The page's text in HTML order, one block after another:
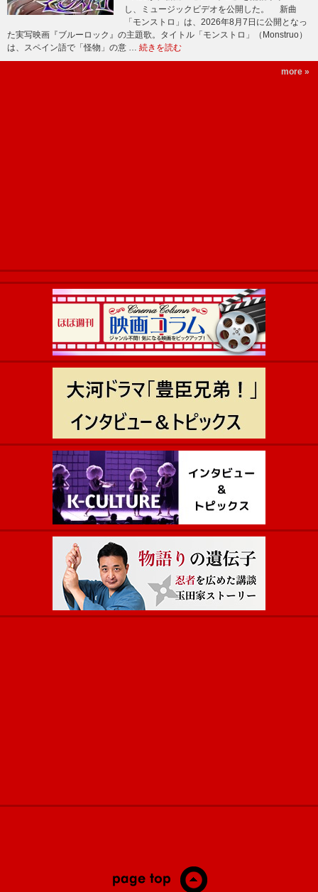
し、ミュージックビデオを公開した。 新曲
「モンストロ」は、2026年8月7日に公開となっ
た実写映画『ブルーロック』の主題歌。タイトル「モンストロ」（Monstruo）
は、スペイン語で「怪物」の意 … 続きを読む
more »